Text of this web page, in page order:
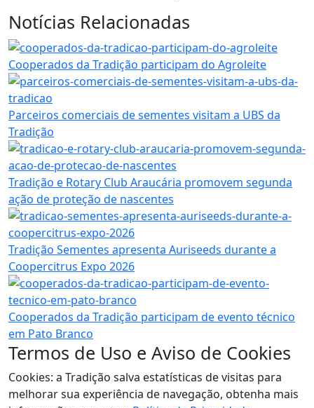
Notícias Relacionadas
Cooperados da Tradição participam do Agroleite
Parceiros comerciais de sementes visitam a UBS da
Tradição
Tradição e Rotary Club Araucária promovem segunda
ação de proteção de nascentes
Tradição Sementes apresenta Auriseeds durante a
Coopercitrus Expo 2026
Cooperados da Tradição participam de evento técnico
em Pato Branco
Termos de Uso e Aviso de Cookies
Cookies: a Tradição salva estatísticas de visitas para
melhorar sua experiência de navegação, obtenha mais